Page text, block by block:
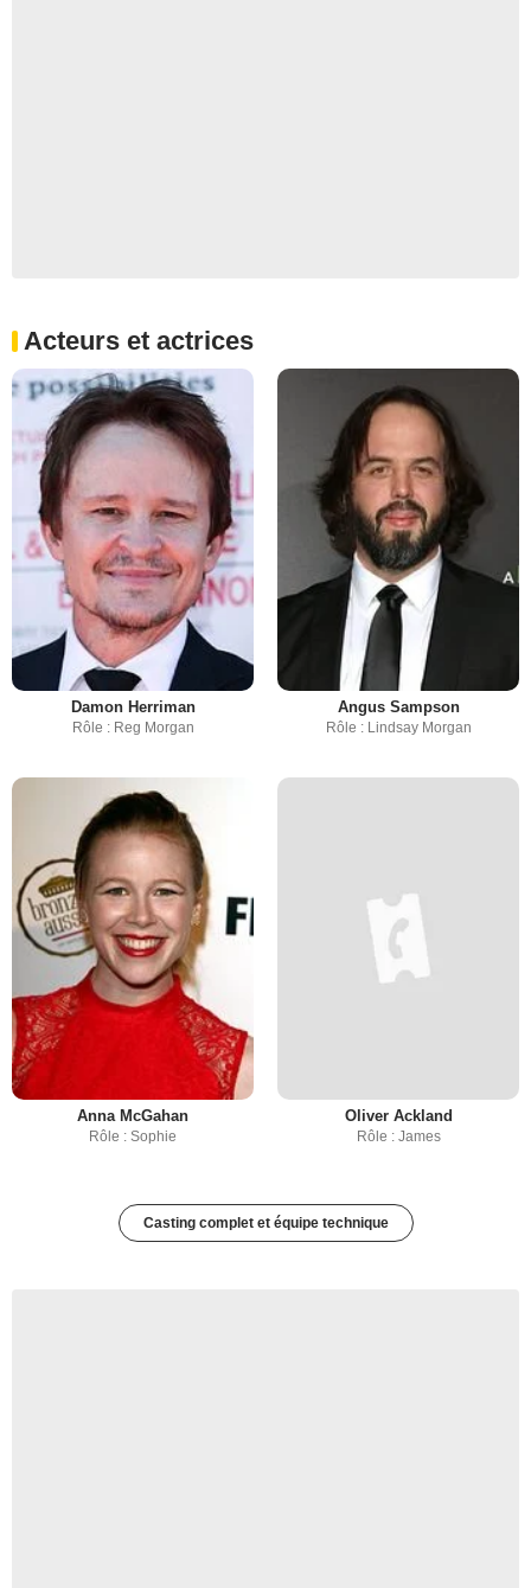
Acteurs et actrices
Damon Herriman
Rôle : Reg Morgan
Angus Sampson
Rôle : Lindsay Morgan
Anna McGahan
Rôle : Sophie
Oliver Ackland
Rôle : James
Casting complet et équipe technique